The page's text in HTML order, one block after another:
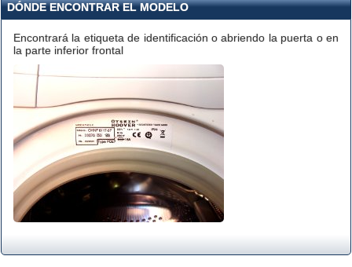
DÓNDE ENCONTRAR EL MODELO
Encontrará la etiqueta de identificación o abriendo la puerta o en
la parte inferior frontal